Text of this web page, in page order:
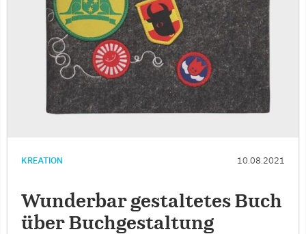
KREATION 10.08.2021
Wunderbar gestaltetes Buch
über Buchgestaltung